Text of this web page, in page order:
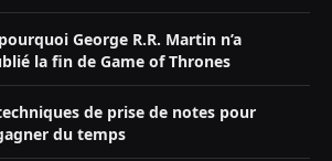
George R.R. Martin n’a
la fin de Game of Thrones
de prise de notes pour
du temps